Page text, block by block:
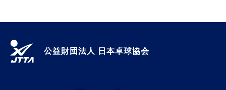
公益財団法人 日本卓球協会